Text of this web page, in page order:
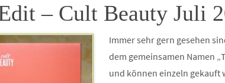
– Cult Beauty Juli
Immer sehr gern gesehen
dem gemeinsamen Namen
und können einzeln gekauft